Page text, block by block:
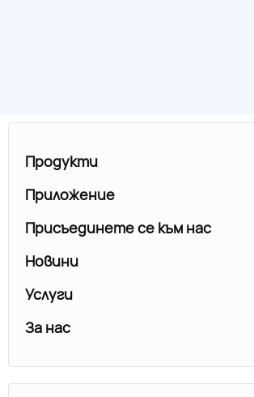
Продукти
Приложение
Присъединете се към нас
Новини
Услуги
За нас